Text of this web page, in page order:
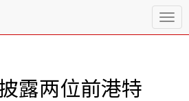
T
o
露两位前港特